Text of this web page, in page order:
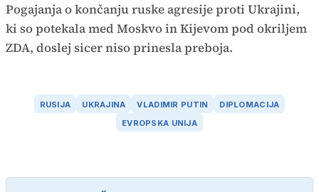
Pogajanja o končanju ruske agresije proti Ukrajini,
ki so potekala med Moskvo in Kijevom pod okriljem
ZDA, doslej sicer niso prinesla preboja.
RUSIJA UKRAJINA VLADIMIR PUTIN
DIPLOMACIJA
EVROPSKA UNIJA